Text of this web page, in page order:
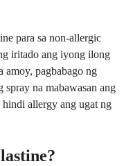
para sa non-allergic
iritado ang iyong ilong
amoy, pagbabago ng
na mabawasan ang
hindi allergy ang ugat ng